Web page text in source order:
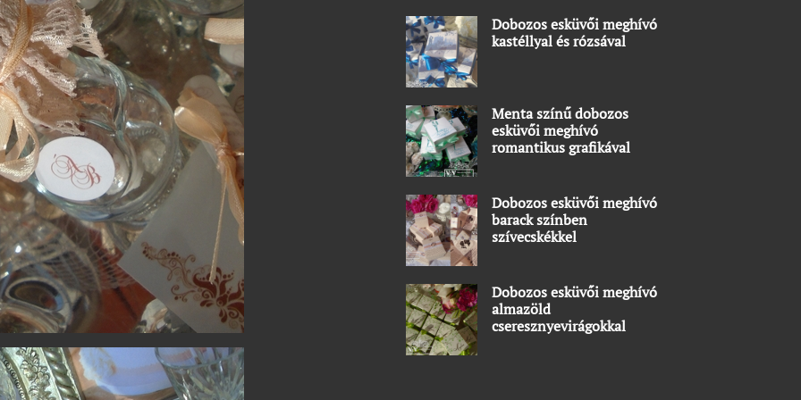
Dobozos esküvői meghívó
kastéllyal és rózsával
Menta színű dobozos
esküvői meghívó
romantikus grafikával
Dobozos esküvői meghívó
barack színben
szívecskékkel
Dobozos esküvői meghívó
almazöld
cseresznyevirágokkal